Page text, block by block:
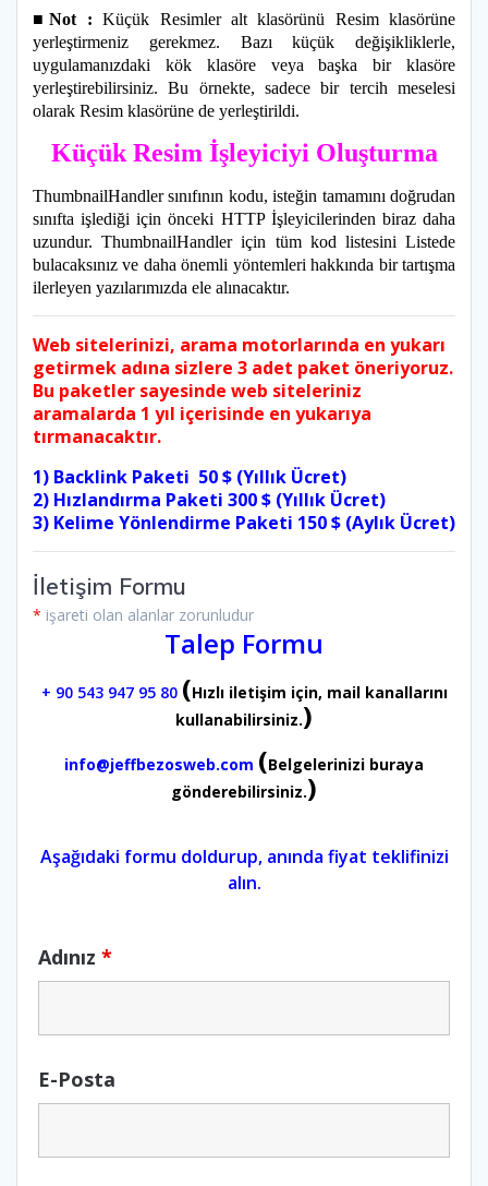
■Not : Küçük Resimler alt klasörünü Resim klasörüne
yerleştirmeniz gerekmez. Bazı küçük değişikliklerle,
uygulamanızdaki kök klasöre veya başka bir klasöre
yerleştirebilirsiniz. Bu örnekte, sadece bir tercih meselesi
olarak Resim klasörüne de yerleştirildi.
Küçük Resim İşleyiciyi Oluşturma
ThumbnailHandler sınıfının kodu, isteğin tamamını doğrudan
sınıfta işlediği için önceki HTTP İşleyicilerinden biraz daha
uzundur. ThumbnailHandler için tüm kod listesini Listede
bulacaksınız ve daha önemli yöntemleri hakkında bir tartışma
ilerleyen yazılarımızda ele alınacaktır.
Web sitelerinizi, arama motorlarında en yukarı
getirmek adına sizlere 3 adet paket öneriyoruz.
Bu paketler sayesinde web siteleriniz
aramalarda 1 yıl içerisinde en yukarıya
tırmanacaktır.
1) Backlink Paketi 50 $ (Yıllık Ücret)
2) Hızlandırma Paketi 300 $ (Yıllık Ücret)
3) Kelime Yönlendirme Paketi 150 $ (Aylık Ücret)
İletişim Formu
* işareti olan alanlar zorunludur
Talep Formu
+ 90 543 947 95 80 (Hızlı iletişim için, mail kanallarını
kullanabilirsiniz.)
info@jeffbezosweb.com (Belgelerinizi buraya
gönderebilirsiniz.)
Aşağıdaki formu doldurup, anında fiyat teklifinizi
alın.
Adınız *
E-Posta